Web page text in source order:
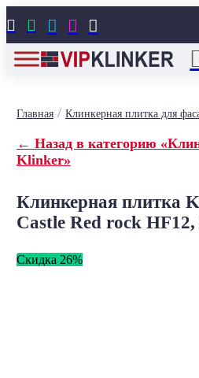
    
Главная/ Клинкерная плитка для
← Назад в категорию
Klinker»
Клинкерная плитка
Castle Red rock
Скидка 26%